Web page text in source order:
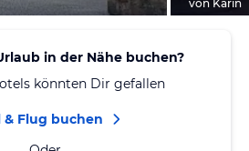
von Karin
in der Nähe buchen?
könnten Dir gefallen
& Flug buchen